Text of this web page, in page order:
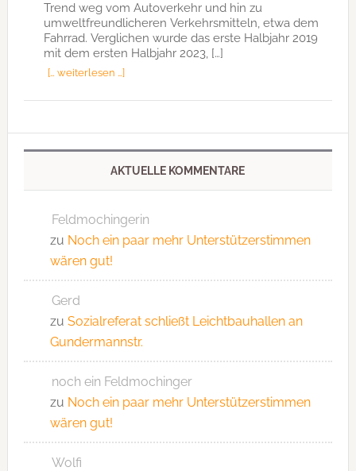
Trend weg vom Autoverkehr und hin zu
umweltfreundlicheren Verkehrsmitteln, etwa dem
Fahrrad. Verglichen wurde das erste Halbjahr 2019
mit dem ersten Halbjahr 2023, […]
[… weiterlesen …]
AKTUELLE KOMMENTARE
Feldmochingerin
zu Noch ein paar mehr Unterstützerstimmen
wären gut!
Gerd
zu Sozialreferat schließt Leichtbauhallen an
Gundermannstr.
noch ein Feldmochinger
zu Noch ein paar mehr Unterstützerstimmen
wären gut!
Wolfi